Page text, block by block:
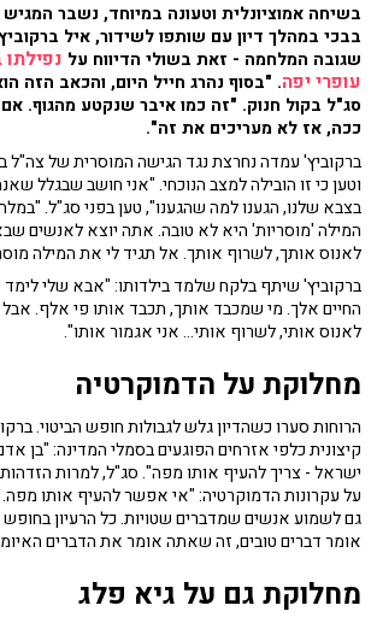
בשיחה אמוציונלית וטעונה במיוחד, נשבר
בבכי במהלך דיון עם שותפו לשידור, איל
שגובה המלחמה - זאת בשולי הדיווח על
עופרי יפה. "בסוף נהרג חייל היום, והכאב הזה
סג"ל בקול חנוק. "זה כמו איבר שנקטע מהגוף.
ככה, אז לא מעריכים את זה".
ברקוביץ' עמדה נחרצת נגד הגישה המוסרית של צה"ל
וטען כי זו הובילה למצב הנוכחי. "אני חושב שבגלל
בצבא שלנו, הגענו למה שהגענו", טען בפני סג"ל.
המילה 'מוסריות' היא לא טובה. אתה יוצא לאנשים
לאנוס אותך, לשרוף אותך. אל תגיד לי את המילה
ברקוביץ' שיתף בלקח שלמד בילדותו: "אבא שלי לימד
החיים אלך. מי שמכבד אותך, תכבד אותו פי אלף.
לאנוס אותי, לשרוף אותי... אני אגמור אותו".
מחלוקת על הדמוקרטיה
הרוחות סערו כשהדיון גלש לגבולות חופש הביטוי.
קיצונית כלפי אזרחים הפוגעים בסמלי המדינה: "בן
ישראל - צריך להעיף אותו מפה". סג"ל, למרות
על עקרונות הדמוקרטיה: "אי אפשר להעיף אותו
גם לשמוע אנשים שמדברים שטויות. כל הרעיון
אומר דברים טובים, זה שאתה אומר את הדברים
מחלוקת גם על גיא פלג